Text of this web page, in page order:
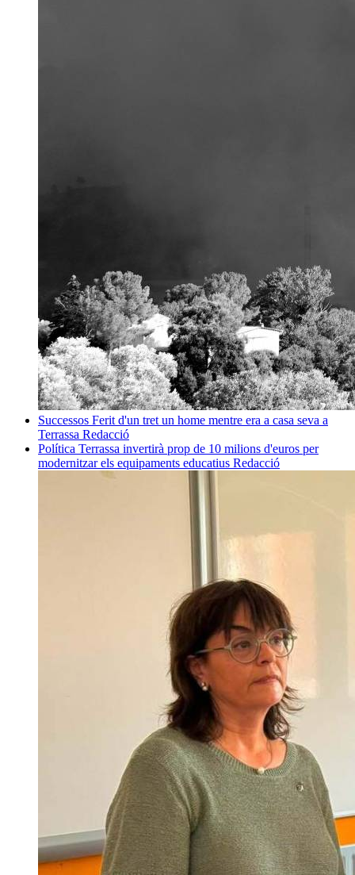
Successos Ferit d'un tret un home mentre era a casa seva a
Terrassa Redacció
Política Terrassa invertirà prop de 10 milions d'euros per
modernitzar els equipaments educatius Redacció